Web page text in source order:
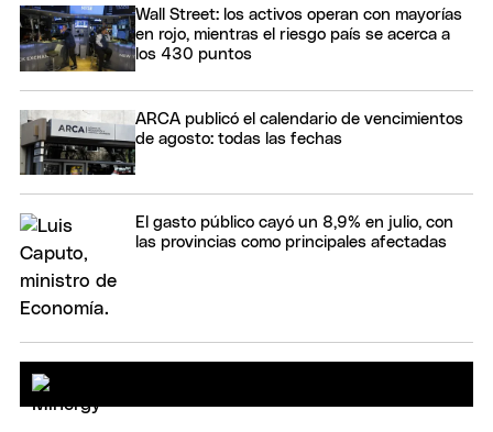
Wall Street: los activos operan con mayorías
en rojo, mientras el riesgo país se acerca a
los 430 puntos
ARCA publicó el calendario de vencimientos
de agosto: todas las fechas
El gasto público cayó un 8,9% en julio, con
las provincias como principales afectadas